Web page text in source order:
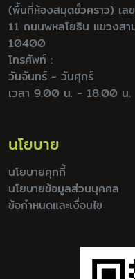
(พื้นที่ห้องสมุดชั่วคราว) เล
11 ถนนพหลโยธิน แขวงสา
10400
โทรศัพท์ :
วันจันทร์ - วันศุกร์
เวลา 9.00 น. - 18.00 น.
นโยบาย
นโยบายคุกกี้
นโยบายข้อมูลส่วนบุคคล
ข้อกำหนดและเงื่อนไข